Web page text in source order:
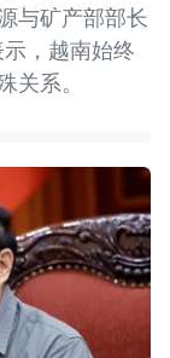
与矿产部部长
示，越南始终
关系。